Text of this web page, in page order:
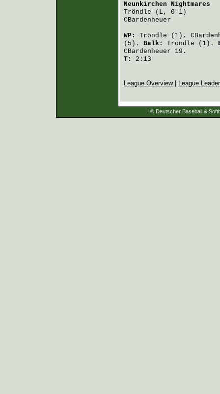
Neunkirchen Nightmares
Tröndle (L, 0-1)
CBardenheuer
WP: Tröndle (1),
(5). Balk: Tröndle (1).
CBardenheuer 19.
T:
2:13
League Overview| League
| © Deutscher Baseball &